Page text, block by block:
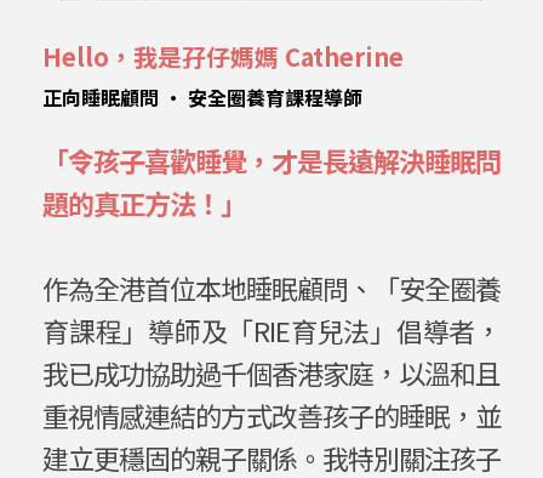
Hello，我是孖仔媽媽 Catherine
正向睡眠顧問 • 安全圈養育課程導師
「令孩子喜歡睡覺，才是長遠解決睡眠問
題的真正方法！」
作為全港首位本地睡眠顧問、「安全圈養
育課程」導師及「RIE育兒法」倡導者，
我已成功協助過千個香港家庭，以溫和且
重視情感連結的方式改善孩子的睡眠，並
建立更穩固的親子關係。我特別關注孩子